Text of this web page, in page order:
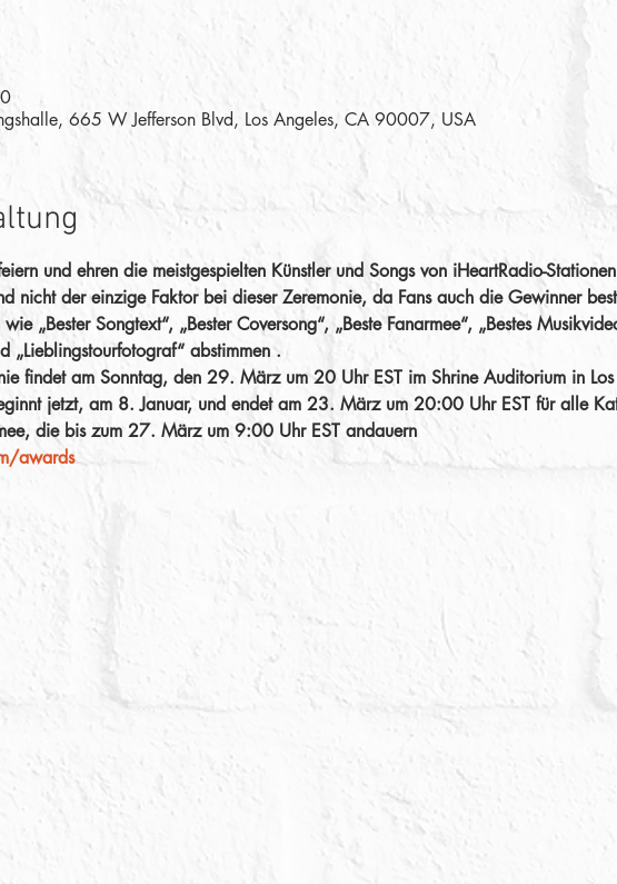
665 W Jefferson Blvd, Los Angeles, CA 90007, USA
und ehren die meistgespielten Künstler und Songs von iHeartRadio-
nicht der einzige Faktor bei dieser Zeremonie, da Fans auch die Gewinner
„Bester Songtext“, „Bester Coversong“, „Beste Fanarmee“, „Bestes
„Lieblingstourfotograf“ abstimmen .
findet am Sonntag, den 29. März um 20 Uhr EST im Shrine Auditorium in
jetzt, am 8. Januar, und endet am 23. März um 20:00 Uhr EST für alle
die bis zum 27. März um 9:00 Uhr EST andauern
awards